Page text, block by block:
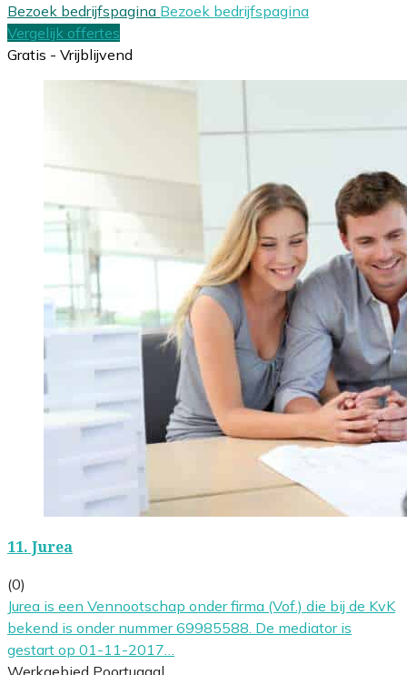
Bezoek bedrijfspagina Bezoek bedrijfspagina
Vergelijk offertes
Gratis - Vrijblijvend
11. Jurea
(0)
Jurea is een Vennootschap onder firma (Vof.) die bij de KvK
bekend is onder nummer 69985588. De mediator is
gestart op 01-11-2017…
Werkgebied Poortugaal